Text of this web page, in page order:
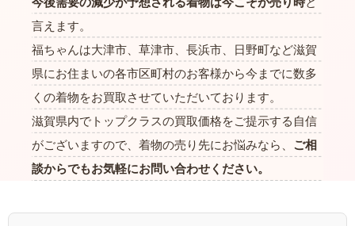
言えます。
福ちゃんは大津市、草津市、長浜市、日野町など滋賀
県にお住まいの各市区町村のお客様から今までに数多
くの着物をお買取させていただいております。
滋賀県内でトップクラスの買取価格をご提示する自信
がございますので、着物の売り先にお悩みなら、 ご相
談からでもお気軽にお問い合わせください。